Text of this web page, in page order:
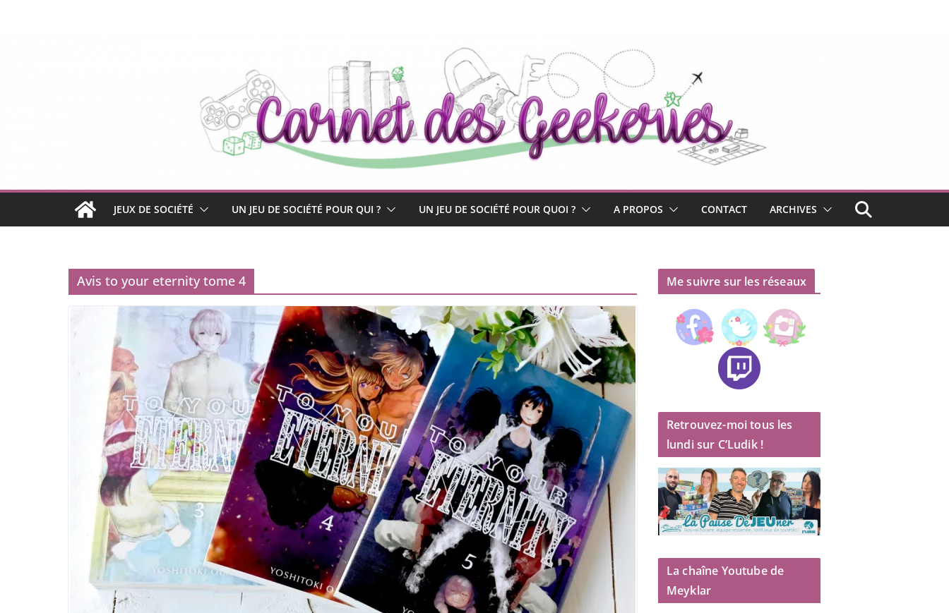
JEUX DE SOCIÉTÉ UN JEU DE SOCIÉTÉ POUR QUI ? UN JEU DE SOCIÉTÉ POUR QUOI ? A PROPOS CONTACT ARCHIVES
Avis to your eternity tome 4 Me suivre sur les réseaux
Retrouvez-moi tous les
lundi sur C’Ludik !
La chaîne Youtube de
Meyklar